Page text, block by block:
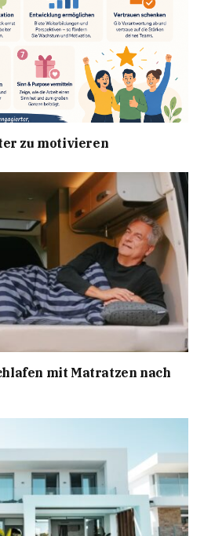
zu motivieren
mit Matratzen nach